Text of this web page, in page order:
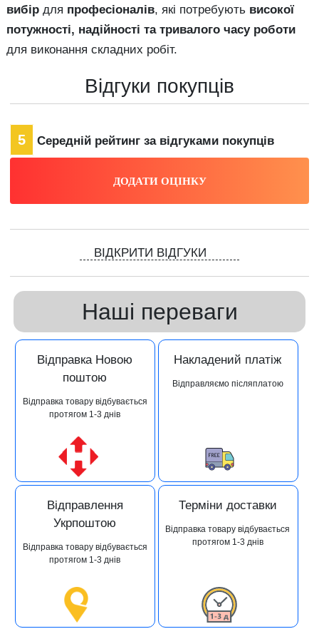
вибір для професіоналів, які потребують високої
потужності, надійності та тривалого часу роботи
для виконання складних робіт.
Відгуки покупців
5 Середній рейтинг за відгуками покупців
ВІДКРИТИ ВІДГУКИ
Наші переваги
Відправка Новою
поштою
Відправка товару відбувається
протягом 1-3 днів
Накладений платіж
Відправляємо післяплатою
Відправлення
Укрпоштою
Відправка товару відбувається
протягом 1-3 днів
Терміни доставки
Відправка товару відбувається
протягом 1-3 днів